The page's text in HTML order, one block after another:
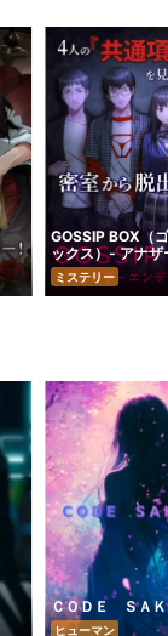
GOSSIP BOX（
ックス）- アナザ
ィング -
ミステリー
ＣＯＤＥ ＳＡＫ
ヒューマン